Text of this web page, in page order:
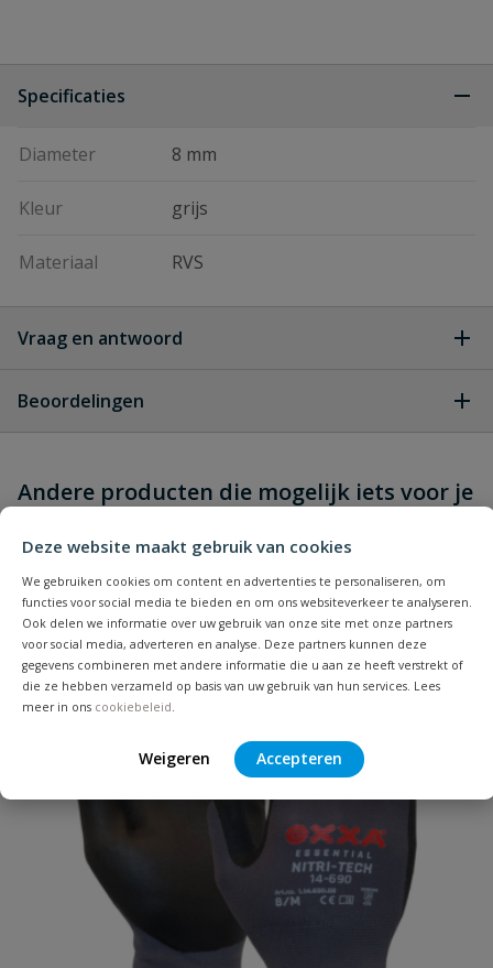
Deze website maakt gebruik van cookies
We gebruiken cookies om content en advertenties te personaliseren, om
functies voor social media te bieden en om ons websiteverkeer te analyseren.
Ook delen we informatie over uw gebruik van onze site met onze partners
voor social media, adverteren en analyse. Deze partners kunnen deze
gegevens combineren met andere informatie die u aan ze heeft verstrekt of
die ze hebben verzameld op basis van uw gebruik van hun services. Lees
meer in ons cookiebeleid.
Weigeren Accepteren
Specificaties
Diameter 8 mm
Kleur grijs
Materiaal RVS
Vraag en antwoord
dit product?
vraag
Beoordelingen
Schrijf zelf een beoordeling
Je beoordeelt:Houtdraadpen rvs M8 X 160mm
Uw waardering:
Samenvatting
Beoordeling
Andere producten die mogelijk iets voor je